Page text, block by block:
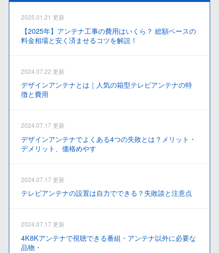
2025.01.21 更新
【2025年】アンテナ工事の費用はいくら？ 総額ベースの
料金相場と安く済ませるコツを解説！
2024.07.22 更新
デザインアンテナとは｜人気の箱型テレビアンテナの特
徴と費用
2024.07.17 更新
デザインアンテナでよくある4つの失敗とは？メリット・
デメリット、価格めやす
2024.07.17 更新
テレビアンテナの設置は自力でできる？失敗談と注意点
2024.07.17 更新
4K8Kアンテナで視聴できる番組・アンテナ以外に必要な
品物・